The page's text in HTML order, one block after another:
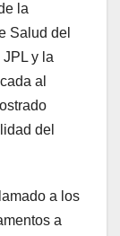
la
Salud del
y la
al
del
a los
a